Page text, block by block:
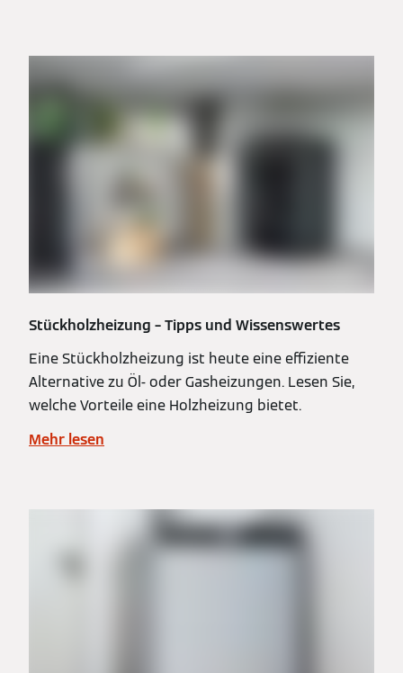
Stückholzheizung – Tipps und Wissenswertes
Eine Stückholzheizung ist heute eine effiziente
Alternative zu Öl- oder Gasheizungen. Lesen Sie,
welche Vorteile eine Holzheizung bietet.
Mehr lesen